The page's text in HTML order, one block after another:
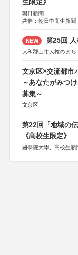
生限定》
朝日新聞
共催：朝日中高生新聞
NEW 第25回
大和郡山市人権のまち
文京区×交流都市
～あなたがみつ
募集～
文京区
第22回「地域の
《高校生限定》
國學院大學、高校生新